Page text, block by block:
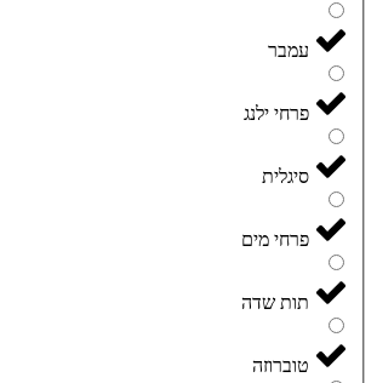
עמבר
פרחי ילנג
סיגלית
פרחי מים
תות שדה
טוברוזה